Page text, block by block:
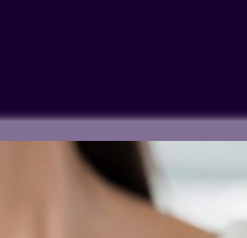
YouTube debe
coloque cookies en su